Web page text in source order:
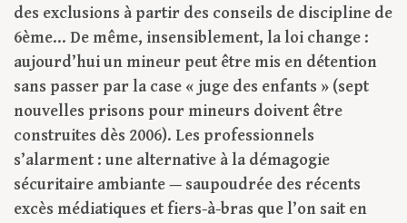
des exclusions à partir des conseils de discipline de
6ème… De même, insensiblement, la loi change :
aujourd’hui un mineur peut être mis en détention
sans passer par la case « juge des enfants » (sept
nouvelles prisons pour mineurs doivent être
construites dès 2006). Les professionnels
s’alarment : une alternative à la démagogie
sécuritaire ambiante — saupoudrée des récents
excès médiatiques et fiers-à-bras que l’on sait en